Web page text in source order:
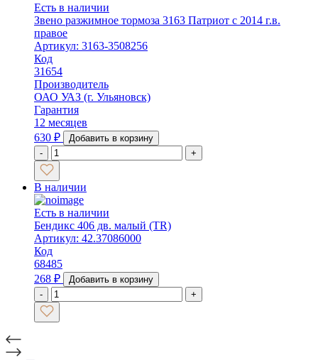
Есть в наличии
Звено разжимное тормоза 3163 Патриот с 2014 г.в.
правое
Артикул: 3163-3508256
Код
31654
Производитель
ОАО УАЗ (г. Ульяновск)
Гарантия
12 месяцев
630 ₽
Добавить в корзину
-
+
В наличии
Есть в наличии
Бендикс 406 дв. малый (TR)
Артикул: 42.37086000
Код
68485
268 ₽
Добавить в корзину
-
+